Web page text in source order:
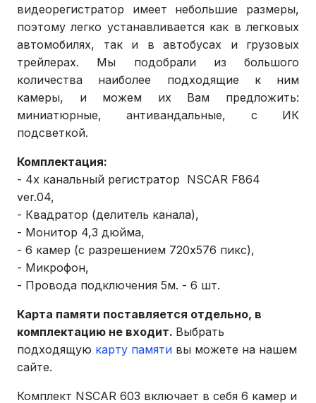
видеорегистратор имеет небольшие размеры,
поэтому легко устанавливается как в легковых
автомобилях, так и в автобусах и грузовых
трейлерах. Мы подобрали из большого
количества наиболее подходящие к ним
камеры, и можем их Вам предложить:
миниатюрные, антивандальные, с ИК
подсветкой.
Комплектация:
- 4х канальный регистратор NSCAR F864
ver.04,
- Квадратор (делитель канала),
- Монитор 4,3 дюйма,
- 6 камер (с разрешением 720х576 пикс),
- Микрофон,
- Провода подключения 5м. - 6 шт.
Карта памяти поставляется отдельно, в
комплектацию не входит. Выбрать
подходящую карту памяти вы можете на нашем
сайте.
Комплект NSCAR 603 включает в себя 6 камер и